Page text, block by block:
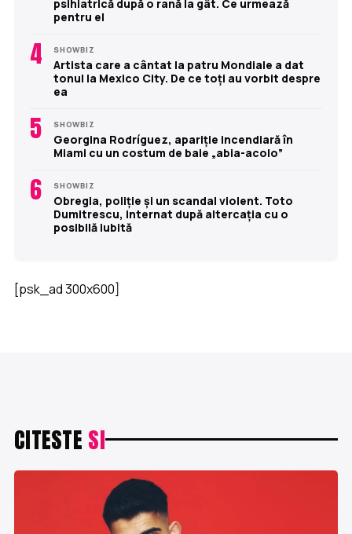
psihiatrică după o rană la gât. Ce urmează
pentru el
4 SHOWBIZ
Artista care a cântat la patru Mondiale a dat
tonul la Mexico City. De ce toți au vorbit despre
ea
5 SHOWBIZ
Georgina Rodríguez, apariție incendiară în
Miami cu un costum de baie „abia-acolo”
6 SHOWBIZ
Obregia, poliție și un scandal violent. Toto
Dumitrescu, internat după altercația cu o
posibilă iubită
[psk_ad 300x600]
CITESTE SI